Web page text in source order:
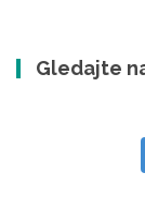
Gledajte